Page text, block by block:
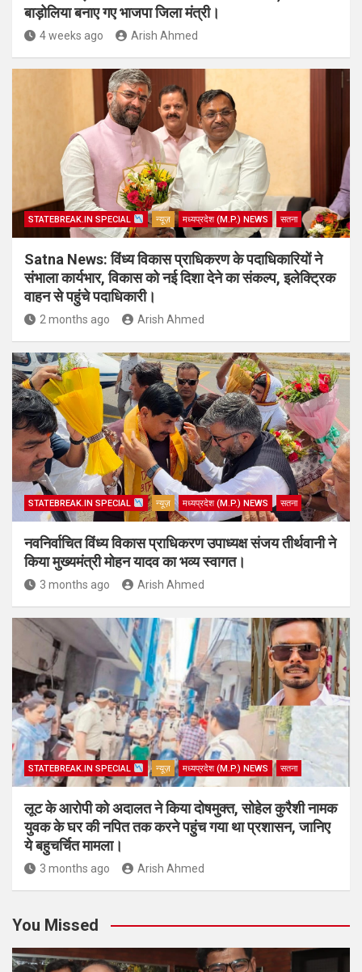
बाड़ोलिया बनाए गए भाजपा जिला मंत्री।
4 weeks ago Arish Ahmed
STATEBREAK.IN SPECIAL न्यूज़ मध्यप्रदेश (M.P.) NEWS सतना
Satna News: विंध्य विकास प्राधिकरण के पदाधिकारियों ने
संभाला कार्यभार, विकास को नई दिशा देने का संकल्प, इलेक्ट्रिक
वाहन से पहुंचे पदाधिकारी।
2 months ago Arish Ahmed
STATEBREAK.IN SPECIAL न्यूज़ मध्यप्रदेश (M.P.) NEWS सतना
नवनिर्वाचित विंध्य विकास प्राधिकरण उपाध्यक्ष संजय तीर्थवानी ने
किया मुख्यमंत्री मोहन यादव का भव्य स्वागत।
3 months ago Arish Ahmed
STATEBREAK.IN SPECIAL न्यूज़ मध्यप्रदेश (M.P.) NEWS सतना
लूट के आरोपी को अदालत ने किया दोषमुक्त, सोहेल कुरैशी नामक
युवक के घर की नपित तक करने पहुंच गया था प्रशासन, जानिए
ये बहुचर्चित मामला।
3 months ago Arish Ahmed
You Missed